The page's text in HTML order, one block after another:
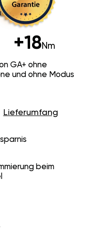
+18Nm
GA+ ohne
und ohne Modus
Lieferumfang
beim